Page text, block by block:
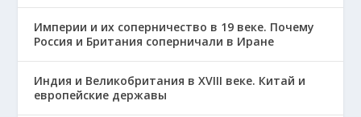
Империи и их соперничество в 19 веке. Почему
Россия и Британия соперничали в Иране
Индия и Великобритания в XVIII веке. Китай и
европейские державы